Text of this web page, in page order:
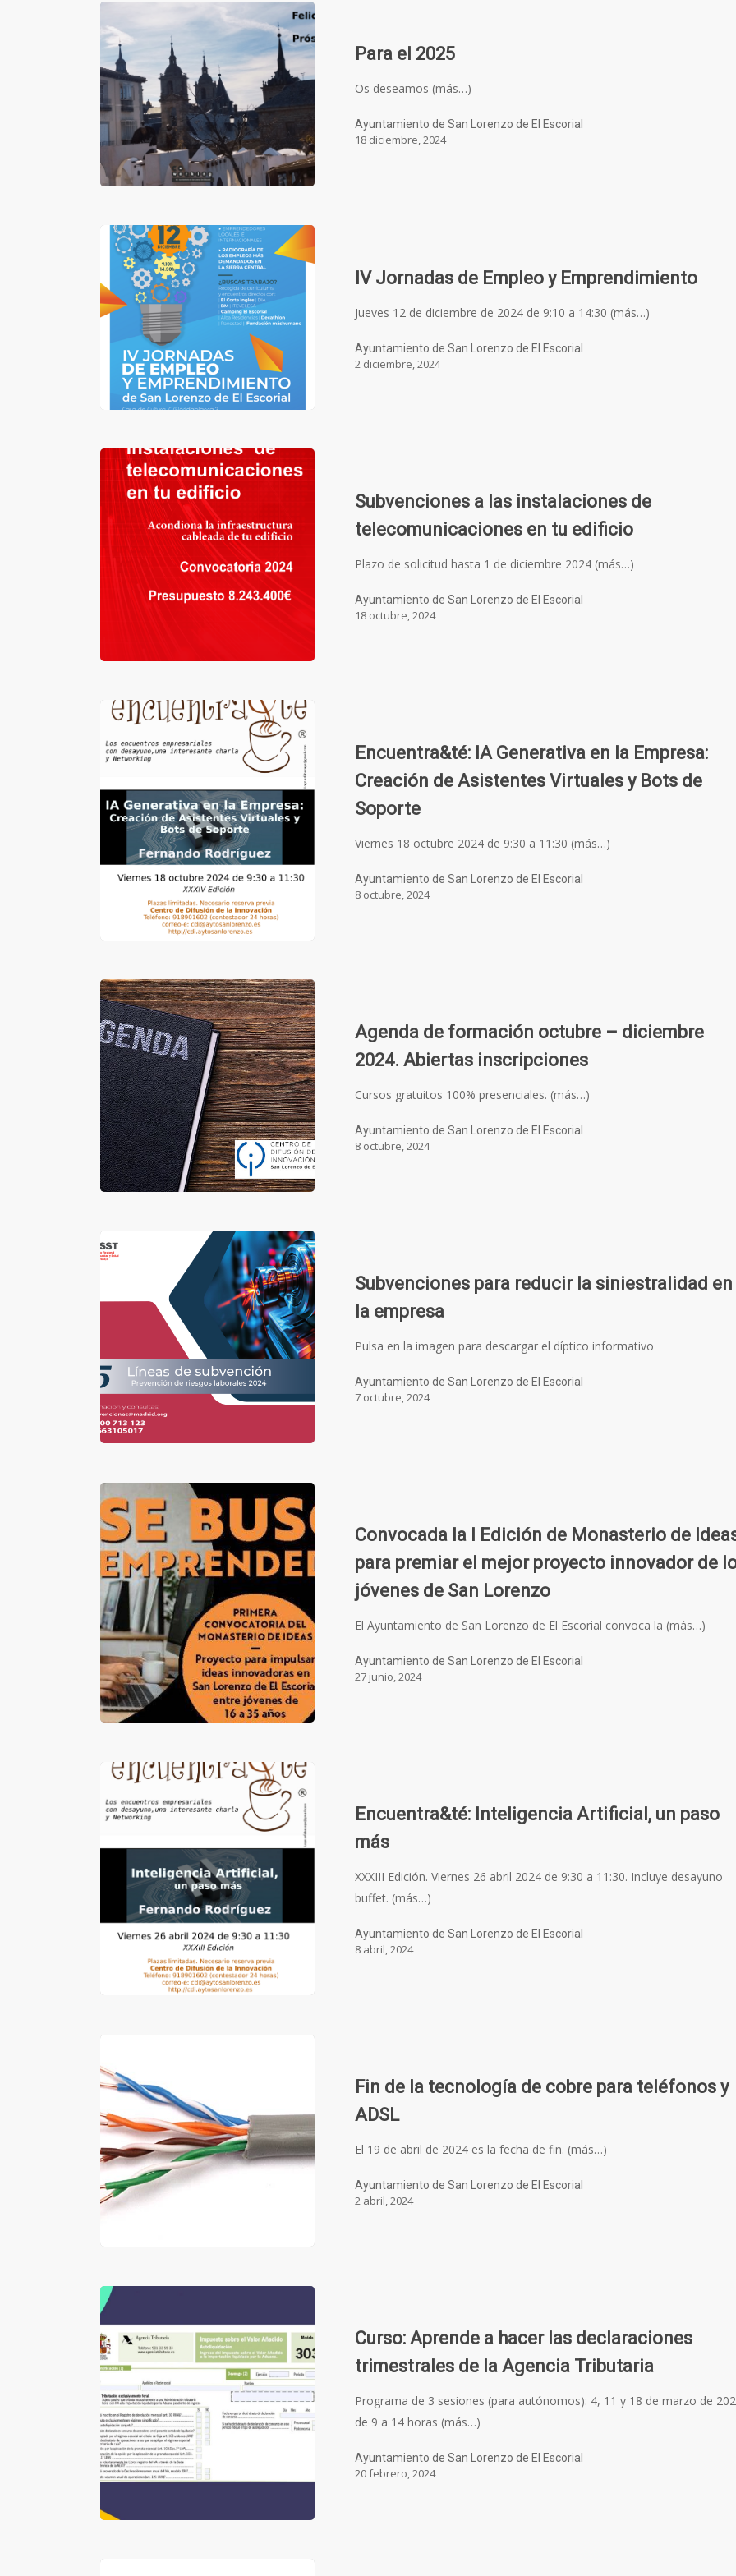
Para el 2025
Os deseamos (más…)
Ayuntamiento de San Lorenzo de El Escorial
18 diciembre, 2024
IV Jornadas de Empleo y Emprendimiento
Jueves 12 de diciembre de 2024 de 9:10 a 14:30 (más…)
Ayuntamiento de San Lorenzo de El Escorial
2 diciembre, 2024
Subvenciones a las instalaciones de
telecomunicaciones en tu edificio
Plazo de solicitud hasta 1 de diciembre 2024 (más…)
Ayuntamiento de San Lorenzo de El Escorial
18 octubre, 2024
Encuentra&té: IA Generativa en la Empresa:
Creación de Asistentes Virtuales y Bots de
Soporte
Viernes 18 octubre 2024 de 9:30 a 11:30 (más…)
Ayuntamiento de San Lorenzo de El Escorial
8 octubre, 2024
Agenda de formación octubre – diciembre
2024. Abiertas inscripciones
Cursos gratuitos 100% presenciales. (más…)
Ayuntamiento de San Lorenzo de El Escorial
8 octubre, 2024
Subvenciones para reducir la siniestralidad en
la empresa
Pulsa en la imagen para descargar el díptico informativo
Ayuntamiento de San Lorenzo de El Escorial
7 octubre, 2024
Convocada la I Edición de Monasterio de
para premiar el mejor proyecto innovador de
jóvenes de San Lorenzo
El Ayuntamiento de San Lorenzo de El Escorial convoca la (más…)
Ayuntamiento de San Lorenzo de El Escorial
27 junio, 2024
Encuentra&té: Inteligencia Artificial, un paso
más
XXXIII Edición. Viernes 26 abril 2024 de 9:30 a 11:30. Incluye desayuno
buffet. (más…)
Ayuntamiento de San Lorenzo de El Escorial
8 abril, 2024
Fin de la tecnología de cobre para teléfonos y
ADSL
El 19 de abril de 2024 es la fecha de fin. (más…)
Ayuntamiento de San Lorenzo de El Escorial
2 abril, 2024
Curso: Aprende a hacer las declaraciones
trimestrales de la Agencia Tributaria
Programa de 3 sesiones (para autónomos): 4, 11 y 18 de marzo de
de 9 a 14 horas (más…)
Ayuntamiento de San Lorenzo de El Escorial
20 febrero, 2024